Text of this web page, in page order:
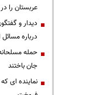
عربستان را
دیدار و
درباره
جان باختند
نماینده ای